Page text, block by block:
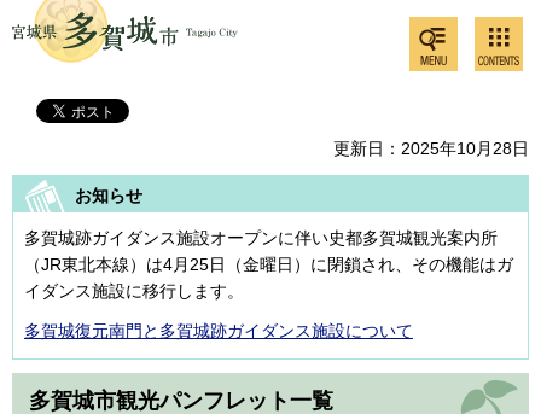
多賀城市
ンツメ
ニュー
共通メ
ニュー
更新日：2025年10月28日
お知らせ
多賀城跡ガイダンス施設オープンに伴い史都多賀城観光案内所
（JR東北本線）は4月25日（金曜日）に閉鎖され、その機能はガ
イダンス施設に移行します。
多賀城復元南門と多賀城跡ガイダンス施設について
多賀城市観光パンフレット一覧